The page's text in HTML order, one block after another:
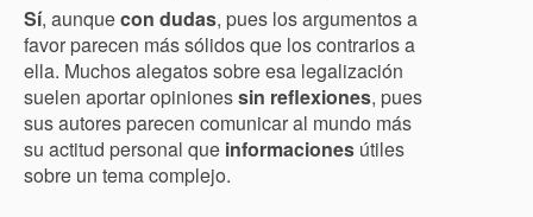
Sí, aunquecon dudas, pues los argumentos a
favor parecen más sólidos que los contrarios a
ella. Muchos alegatos sobre esa legalización
suelen aportar opinionessin reflexiones, pues
sus autores parecen comunicar al mundo más
su actitud personal que informaciones útiles
sobre un tema complejo.